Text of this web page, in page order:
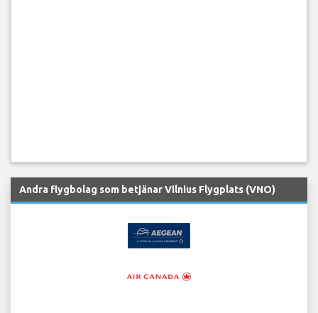
Andra flygbolag som betjänar Vilnius Flygplats (VNO)